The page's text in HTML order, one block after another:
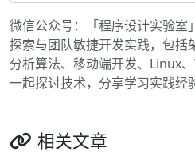
微信公众号：「程序设计实验室
探索与团队敏捷开发实践，包括
分析算法、移动端开发、Linux
一起探讨技术，分享学习实践经
相关文章